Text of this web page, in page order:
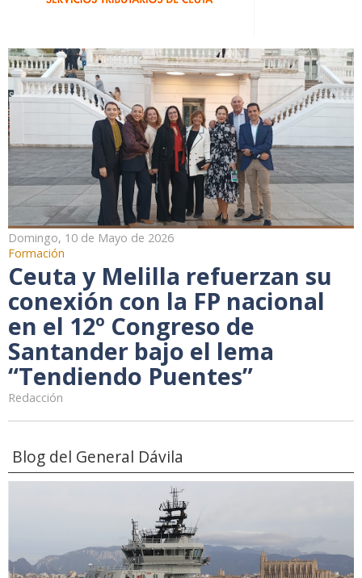
Domingo, 10 de Mayo de 2026
Formación
Ceuta y Melilla refuerzan su
conexión con la FP nacional
en el 12º Congreso de
Santander bajo el lema
“Tendiendo Puentes”
Redacción
Blog del General Dávila